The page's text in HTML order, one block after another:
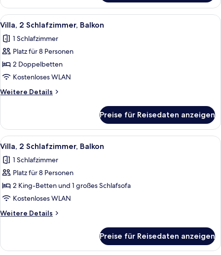
1
Schlafzimmer,
Nichtraucher,
Alle
Fotos
für
Villa,
2 Schlafzimmer,
Balkon
anzeigen
Ein Hotelzimmer mit Esstisch, roten
11
Villa, 2 Schlafzimmer, Balkon
1 Schlafzimmer
Platz für 8 Personen
2 Doppelbetten
Kostenloses WLAN
Weitere Details
Weitere
2 Schlafzimmer,
Balkon
Preise für Reisedaten anzeigen
Alle
Fotos
für
Villa,
2 Schlafzimmer,
Balkon
anzeigen
Ein Hotelzimmer mit Esstisch, roten
13
Villa, 2 Schlafzimmer, Balkon
1 Schlafzimmer
Platz für 8 Personen
2 King-Betten und 1 großes Schlafsofa
Kostenloses WLAN
Weitere Details
Weitere
2 Schlafzimmer,
Preise für Reisedaten anzeigen